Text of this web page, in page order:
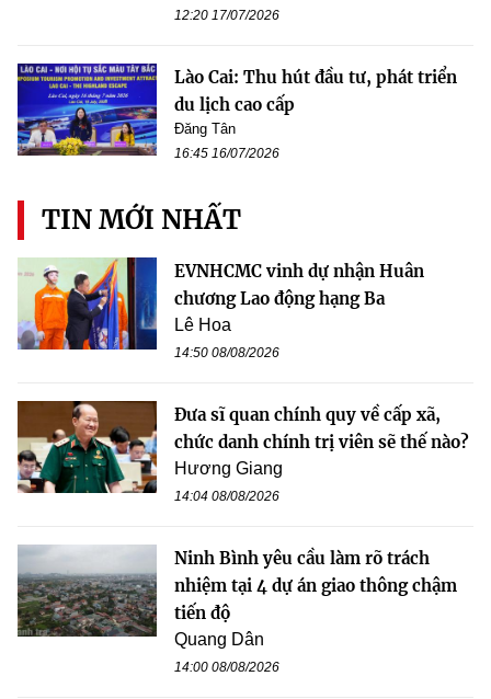
12:20 17/07/2026
Lào Cai: Thu hút đầu tư, phát triển
du lịch cao cấp
Đăng Tân
16:45 16/07/2026
TIN MỚI NHẤT
EVNHCMC vinh dự nhận Huân
chương Lao động hạng Ba
Lê Hoa
14:50 08/08/2026
Đưa sĩ quan chính quy về cấp xã,
chức danh chính trị viên sẽ thế nào?
Hương Giang
14:04 08/08/2026
Ninh Bình yêu cầu làm rõ trách
nhiệm tại 4 dự án giao thông chậm
tiến độ
Quang Dân
14:00 08/08/2026